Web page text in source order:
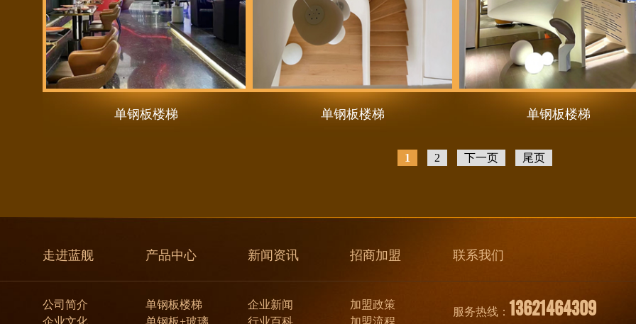
单钢板楼梯 单钢板楼梯 单钢板楼梯
1 2 下一页 尾页
走进蓝舰 产品中心 新闻资讯 招商加盟 联系我们
公司简介
企业文化
单钢板楼梯
单钢板+玻璃
企业新闻
行业百科
加盟政策
加盟流程
服务热线： 13621464309